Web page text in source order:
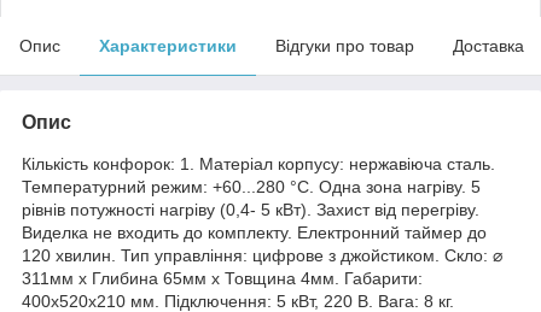
Опис Характеристики Відгуки про товар Доставка
Опис
Кількість конфорок: 1. Матеріал корпусу: нержавіюча сталь.
Температурний режим: +60...280 °C. Одна зона нагріву. 5
рівнів потужності нагріву (0,4- 5 кВт). Захист від перегріву.
Виделка не входить до комплекту. Електронний таймер до
120 хвилин. Тип управління: цифрове з джойстиком. Скло: ⌀
311мм х Глибина 65мм х Товщина 4мм. Габарити:
400x520x210 мм. Підключення: 5 кВт, 220 В. Вага: 8 кг.